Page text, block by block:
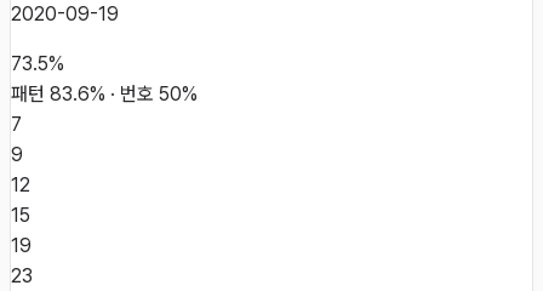
2020-09-19
73.5%
패턴 83.6% · 번호 50%
7
9
12
15
19
23